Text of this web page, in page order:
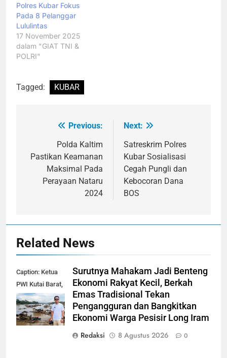
Polres Kubar Fokus
Pada 8 Pelanggar
Lululintas
17 November 2025
dalam "GIAT TNI &
POLRI"
Tagged: KUBAR
NavigasiPrevious:
Polda Kaltim
Pastikan Keamanan
Maksimal Pada
Perayaan Nataru
2024
Next:
Satreskrim Polres
Kubar Sosialisasi
Cegah Pungli dan
Kebocoran Dana
BOS
Related News
Caption: Ketua
PWI Kutai Barat,
Alfian Nur (dok-
smk)
Surutnya Mahakam Jadi Benteng
Ekonomi Rakyat Kecil, Berkah
Emas Tradisional Tekan
Pengangguran dan Bangkitkan
Ekonomi Warga Pesisir Long Iram
Redaksi
8 Agustus 2026 0